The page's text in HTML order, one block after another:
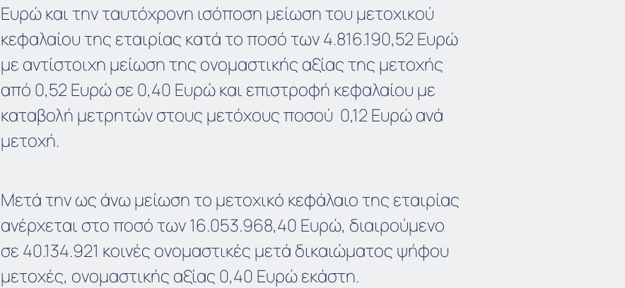
Ευρώ και την ταυτόχρονη ισόποση μείωση του μετοχικού
κεφαλαίου της εταιρίας κατά το ποσό των 4.816.190,52 Ευρώ
με αντίστοιχη μείωση της ονομαστικής αξίας της μετοχής
από 0,52 Ευρώ σε 0,40 Ευρώ και επιστροφή κεφαλαίου με
καταβολή μετρητών στους μετόχους ποσού 0,12 Ευρώ ανά
μετοχή.
Μετά την ως άνω μείωση το μετοχικό κεφάλαιο της εταιρίας
ανέρχεται στο ποσό των 16.053.968,40 Ευρώ, διαιρούμενο
σε 40.134.921 κοινές ονομαστικές μετά δικαιώματος ψήφου
μετοχές, ονομαστικής αξίας 0,40 Ευρώ εκάστη.